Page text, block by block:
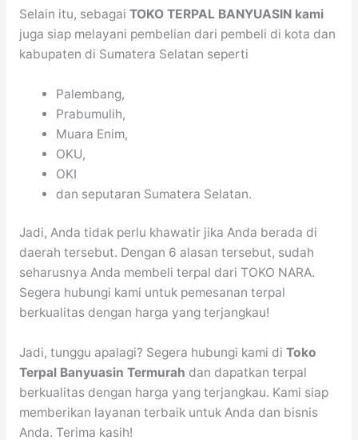
Selain itu, sebagai TOKO TERPAL BANYUASIN kami
juga siap melayani pembelian dari pembeli di kota dan
kabupaten di Sumatera Selatan seperti
Palembang,
Prabumulih,
Muara Enim,
OKU,
OKI
dan seputaran Sumatera Selatan.
Jadi, Anda tidak perlu khawatir jika Anda berada di
daerah tersebut. Dengan 6 alasan tersebut, sudah
seharusnya Anda membeli terpal dari TOKO NARA.
Segera hubungi kami untuk pemesanan terpal
berkualitas dengan harga yang terjangkau!
Jadi, tunggu apalagi? Segera hubungi kami di Toko
Terpal Banyuasin Termurah dan dapatkan terpal
berkualitas dengan harga yang terjangkau. Kami siap
memberikan layanan terbaik untuk Anda dan bisnis
Anda. Terima kasih!